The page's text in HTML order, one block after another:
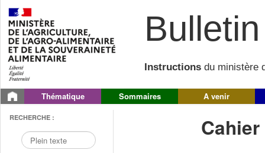
Instructions du ministère
Thématique Sommaires A venir
RECHERCHE :